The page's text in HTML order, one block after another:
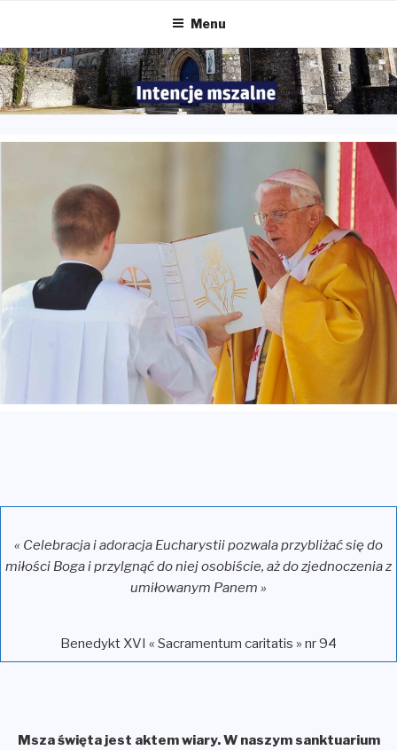
treści
Menu
« Celebracja i adoracja Eucharystii pozwala przybliżać się do
miłości Boga i przylgnąć do niej osobiście, aż do zjednoczenia z
umiłowanym Panem »
Benedykt XVI « Sacramentum caritatis » nr 94
Msza święta jest aktem wiary. W naszym sanktuarium